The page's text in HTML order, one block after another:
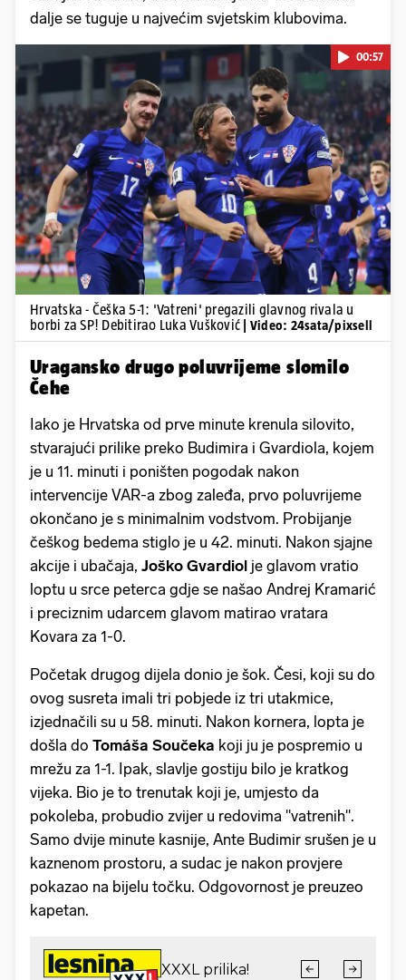
dalje se tuguje u najvećim svjetskim klubovima.
Pokretanje videa...
00:57
Hrvatska - Češka 5-1: 'Vatreni' pregazili glavnog rivala u
borbi za SP! Debitirao Luka Vušković
| Video: 24sata/pixsell
Uragansko drugo poluvrijeme slomilo
Čehe
Iako je Hrvatska od prve minute krenula silovito,
stvarajući prilike preko Budimira i Gvardiola, kojem
je u 11. minuti i poništen pogodak nakon
intervencije VAR-a zbog zaleđa, prvo poluvrijeme
okončano je s minimalnim vodstvom. Probijanje
češkog bedema stiglo je u 42. minuti. Nakon sjajne
akcije i ubačaja, Joško Gvardiol je glavom vratio
loptu u srce peterca gdje se našao Andrej Kramarić
i preciznim udarcem glavom matirao vratara
Kovara za 1-0.
Početak drugog dijela donio je šok. Česi, koji su do
ovog susreta imali tri pobjede iz tri utakmice,
izjednačili su u 58. minuti. Nakon kornera, lopta je
došla do Tomáša Součeka koji ju je pospremio u
mrežu za 1-1. Ipak, slavlje gostiju bilo je kratkog
vijeka. Bio je to trenutak koji je, umjesto da
pokoleba, probudio zvijer u redovima "vatrenih".
Samo dvije minute kasnije, Ante Budimir srušen je u
kaznenom prostoru, a sudac je nakon provjere
pokazao na bijelu točku. Odgovornost je preuzeo
kapetan.